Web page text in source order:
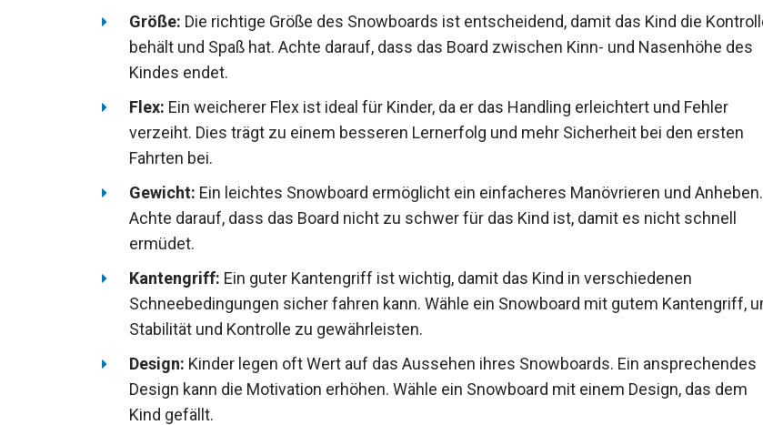
Größe: Die richtige Größe des Snowboards ist entscheidend, damit das Kind die
Kontrolle behält und Spaß hat. Achte darauf, dass das Board zwischen Kinn- und
Nasenhöhe des Kindes endet.
Flex: Ein weicherer Flex ist ideal für Kinder, da er das Handling erleichtert und Fehler
verzeiht. Dies trägt zu einem besseren Lernerfolg und mehr Sicherheit bei den ersten
Fahrten bei.
Gewicht: Ein leichtes Snowboard ermöglicht ein einfacheres Manövrieren und Anheben.
Achte darauf, dass das Board nicht zu schwer für das Kind ist, damit es nicht schnell
ermüdet.
Kantengriff: Ein guter Kantengriff ist wichtig, damit das Kind in verschiedenen
Schneebedingungen sicher fahren kann. Wähle ein Snowboard mit gutem Kantengriff,
um Stabilität und Kontrolle zu gewährleisten.
Design: Kinder legen oft Wert auf das Aussehen ihres Snowboards. Ein ansprechendes
Design kann die Motivation erhöhen. Wähle ein Snowboard mit einem Design, das dem
Kind gefällt.